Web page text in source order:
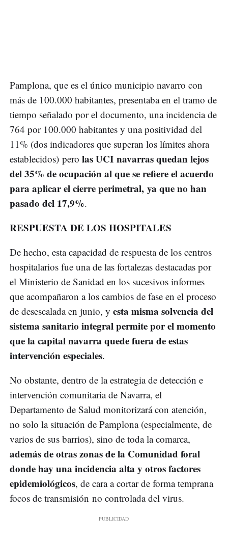
Pamplona, que es el único municipio navarro con
más de 100.000 habitantes, presentaba en el tramo de
tiempo señalado por el documento, una incidencia de
764 por 100.000 habitantes y una positividad del
11% (dos indicadores que superan los límites ahora
establecidos) pero las UCI navarras quedan lejos
del 35% de ocupación al que se refiere el acuerdo
para aplicar el cierre perimetral, ya que no han
pasado del 17,9%.
RESPUESTA DE LOS HOSPITALES
De hecho, esta capacidad de respuesta de los centros
hospitalarios fue una de las fortalezas destacadas por
el Ministerio de Sanidad en los sucesivos informes
que acompañaron a los cambios de fase en el proceso
de desescalada en junio, y esta misma solvencia del
sistema sanitario integral permite por el momento
que la capital navarra quede fuera de estas
intervención especiales.
No obstante, dentro de la estrategia de detección e
intervención comunitaria de Navarra, el
Departamento de Salud monitorizará con atención,
no solo la situación de Pamplona (especialmente, de
varios de sus barrios), sino de toda la comarca,
además de otras zonas de la Comunidad foral
donde hay una incidencia alta y otros factores
epidemiológicos, de cara a cortar de forma temprana
focos de transmisión no controlada del virus.